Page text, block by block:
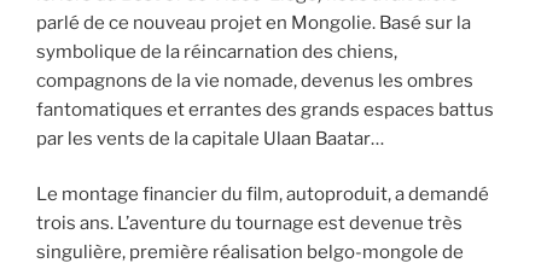
parlé de ce nouveau projet en Mongolie. Basé sur la
symbolique de la réincarnation des chiens,
compagnons de la vie nomade, devenus les ombres
fantomatiques et errantes des grands espaces battus
par les vents de la capitale Ulaan Baatar…
Le montage financier du film, autoproduit, a demandé
trois ans. L’aventure du tournage est devenue très
singulière, première réalisation belgo-mongole de